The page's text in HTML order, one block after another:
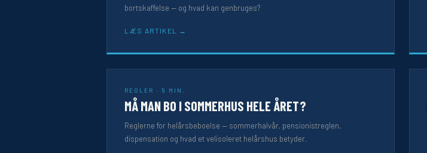
bortskaffelse — og hvad kan genbruges?
LÆS ARTIKEL
REGLER · 5 MIN.
MÅ MAN BO I SOMMERHUS HELE ÅRET?
Reglerne for helårsbeboelse — sommerhalvår, pensionistreglen,
dispensation og hvad et velisoleret helårshus betyder.